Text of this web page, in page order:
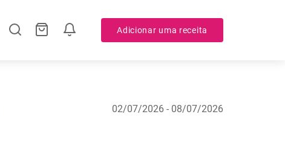
Adicionar uma receita
02/07/2026 - 08/07/2026